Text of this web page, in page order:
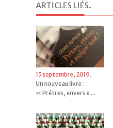
ARTICLES LIÉS.
15 septembre, 2019.
Un nouveau livre :
« Prêtres, envers e ...